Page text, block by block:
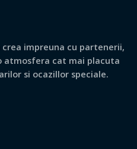
impreuna cu partenerii,
atmosfera cat mai placuta
si ocazillor speciale.